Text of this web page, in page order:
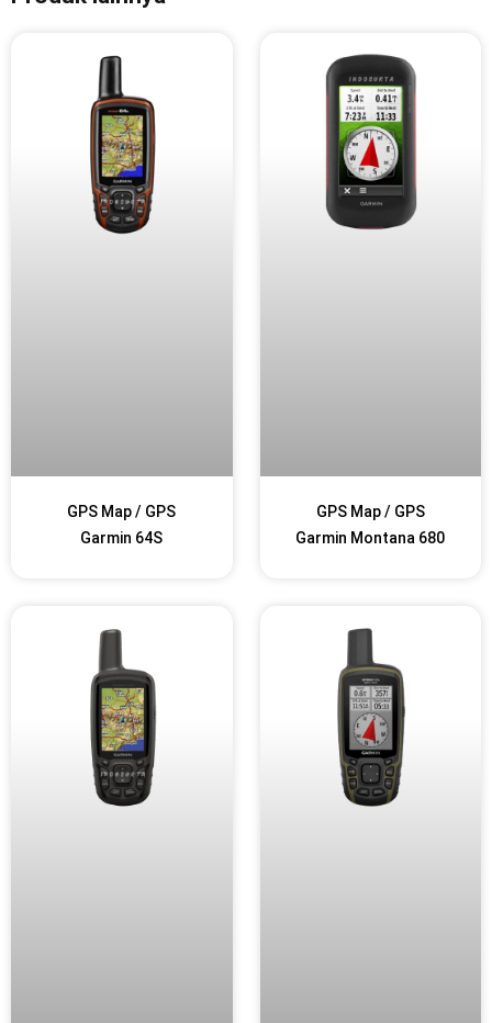
GPS Map / GPS
Garmin 64S
GPS Map / GPS
Garmin Montana 680